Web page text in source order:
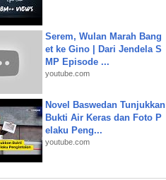
Serem, Wulan Marah Bang
et ke Gino | Dari Jendela S
MP Episode ...
youtube.com
Novel Baswedan Tunjukkan
Bukti Air Keras dan Foto P
elaku Peng...
youtube.com